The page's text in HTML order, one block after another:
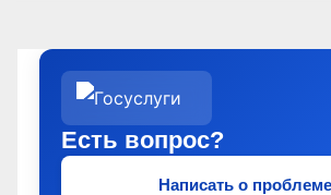
Есть вопрос?
Написать о проблеме